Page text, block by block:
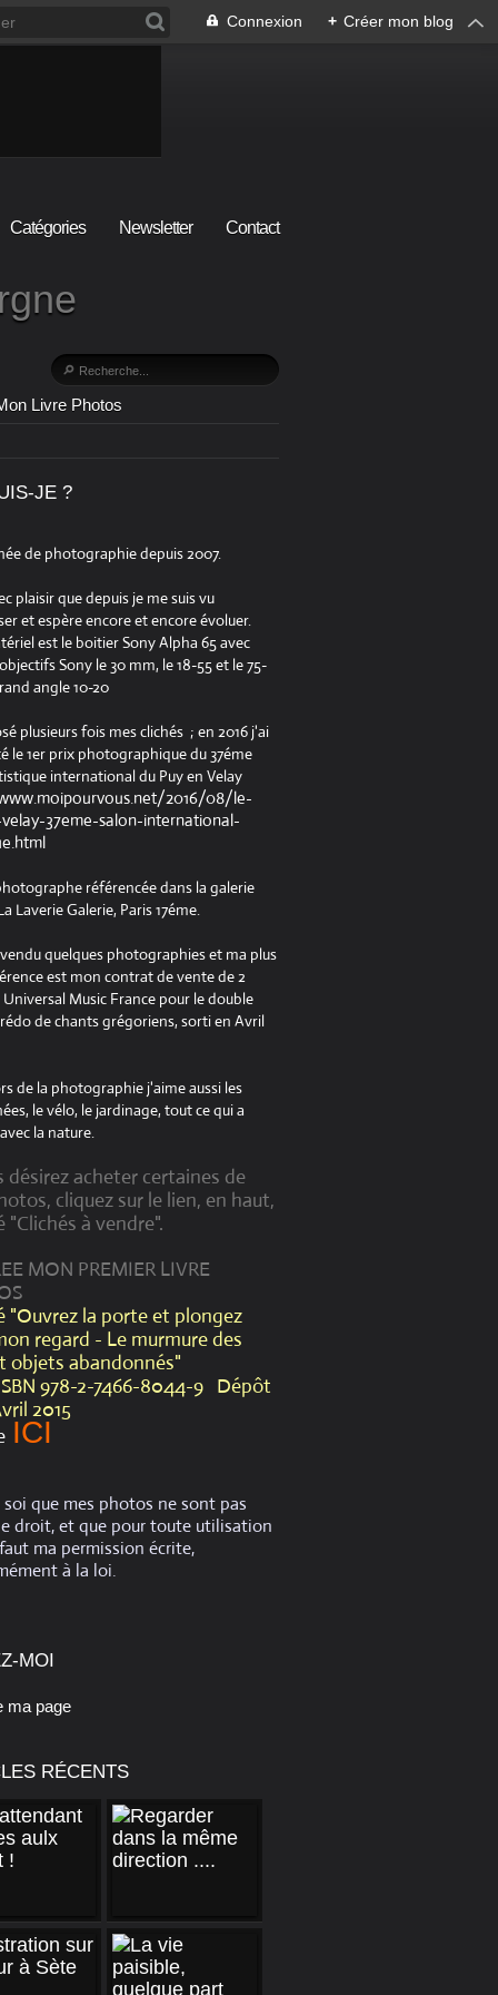
Connexion + Créer mon blog
Catégories Newsletter Contact
Livre Photos
JE ?
de photographie depuis 2007.
plaisir que depuis je me suis vu
et espère encore et encore évoluer.
est le boitier Sony Alpha 65 avec
Sony le 30 mm, le 18-55 et le 75-
angle 10-20
plusieurs fois mes clichés ; en 2016 j'ai
le 1er prix photographique du 37éme
international du Puy en Velay
2016/08/le-
37eme-salon-international-
référencée dans la galerie
Laverie Galerie, Paris 17éme.
quelques photographies et ma plus
est mon contrat de vente de 2
Universal Music France pour le double
de chants grégoriens, sorti en Avril
de la photographie j'aime aussi les
le vélo, le jardinage, tout ce qui a
la nature.
désirez acheter certaines de
cliquez sur le lien, en haut,
à vendre".
MON PREMIER LIVRE
"Ouvrez la porte et plongez
regard - Le murmure des
objets abandonnés"
978-2-7466-8044-9 Dépôt
2015
ICI
soi que mes photos ne sont pas
droit, et que pour toute utilisation
ma permission écrite,
à la loi.
MOI
ma page
RÉCENTS